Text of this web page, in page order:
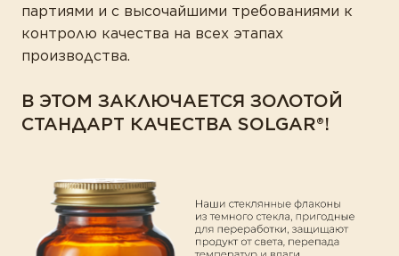
партиями и с высочайшими требованиями к
контролю качества на всех этапах
производства.
В ЭТОМ ЗАКЛЮЧАЕТСЯ ЗОЛОТОЙ
СТАНДАРТ КАЧЕСТВА SOLGAR®!